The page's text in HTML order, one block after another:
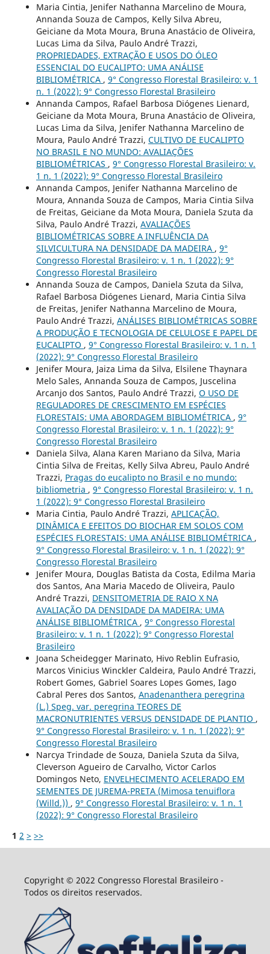
Maria Cintia, Jenifer Nathanna Marcelino de Moura,
Annanda Souza de Campos, Kelly Silva Abreu,
Geiciane da Mota Moura, Bruna Anastácio de Oliveira,
Lucas Lima da Silva, Paulo André Trazzi,
PROPRIEDADES, EXTRAÇÃO E USOS DO ÓLEO
ESSENCIAL DO EUCALIPTO: UMA ANÁLISE
BIBLIOMÉTRICA , 9° Congresso Florestal Brasileiro: v. 1
n. 1 (2022): 9° Congresso Florestal Brasileiro
Annanda Campos, Rafael Barbosa Diógenes Lienard,
Geiciane da Mota Moura, Bruna Anastácio de Oliveira,
Lucas Lima da Silva, Jenifer Nathanna Marcelino de
Moura, Paulo André Trazzi, CULTIVO DE EUCALIPTO
NO BRASIL E NO MUNDO: AVALIAÇÕES
BIBLIOMÉTRICAS , 9° Congresso Florestal Brasileiro: v.
1 n. 1 (2022): 9° Congresso Florestal Brasileiro
Annanda Campos, Jenifer Nathanna Marcelino de
Moura, Annanda Souza de Campos, Maria Cintia Silva
de Freitas, Geiciane da Mota Moura, Daniela Szuta da
Silva, Paulo André Trazzi, AVALIAÇÕES
BIBLIOMÉTRICAS SOBRE A INFLUÊNCIA DA
SILVICULTURA NA DENSIDADE DA MADEIRA , 9°
Congresso Florestal Brasileiro: v. 1 n. 1 (2022): 9°
Congresso Florestal Brasileiro
Annanda Souza de Campos, Daniela Szuta da Silva,
Rafael Barbosa Diógenes Lienard, Maria Cintia Silva
de Freitas, Jenifer Nathanna Marcelino de Moura,
Paulo André Trazzi, ANÁLISES BIBLIOMÉTRICAS SOBRE
A PRODUÇÃO E TECNOLOGIA DE CELULOSE E PAPEL DE
EUCALIPTO , 9° Congresso Florestal Brasileiro: v. 1 n. 1
(2022): 9° Congresso Florestal Brasileiro
Jenifer Moura, Jaiza Lima da Silva, Elsilene Thaynara
Melo Sales, Annanda Souza de Campos, Juscelina
Arcanjo dos Santos, Paulo André Trazzi, O USO DE
REGULADORES DE CRESCIMENTO EM ESPÉCIES
FLORESTAIS: UMA ABORDAGEM BIBLIOMÉTRICA , 9°
Congresso Florestal Brasileiro: v. 1 n. 1 (2022): 9°
Congresso Florestal Brasileiro
Daniela Silva, Alana Karen Mariano da Silva, Maria
Cintia Silva de Freitas, Kelly Silva Abreu, Paulo André
Trazzi, Pragas do eucalipto no Brasil e no mundo:
bibliometria , 9° Congresso Florestal Brasileiro: v. 1 n.
1 (2022): 9° Congresso Florestal Brasileiro
Maria Cintia, Paulo André Trazzi, APLICAÇÃO,
DINÂMICA E EFEITOS DO BIOCHAR EM SOLOS COM
ESPÉCIES FLORESTAIS: UMA ANÁLISE BIBLIOMÉTRICA ,
9° Congresso Florestal Brasileiro: v. 1 n. 1 (2022): 9°
Congresso Florestal Brasileiro
Jenifer Moura, Douglas Batista da Costa, Edilma Maria
dos Santos, Ana Maria Macedo de Oliveira, Paulo
André Trazzi, DENSITOMETRIA DE RAIO X NA
AVALIAÇÃO DA DENSIDADE DA MADEIRA: UMA
ANÁLISE BIBLIOMÉTRICA , 9° Congresso Florestal
Brasileiro: v. 1 n. 1 (2022): 9° Congresso Florestal
Brasileiro
Joana Scheidegger Marinato, Hivo Reblin Eufrasio,
Marcos Vinicius Winckler Caldeira, Paulo André Trazzi,
Robert Gomes, Gabriel Soares Lopes Gomes, Iago
Cabral Peres dos Santos, Anadenanthera peregrina
(L.) Speg. var. peregrina TEORES DE
MACRONUTRIENTES VERSUS DENSIDADE DE PLANTIO ,
9° Congresso Florestal Brasileiro: v. 1 n. 1 (2022): 9°
Congresso Florestal Brasileiro
Narcya Trindade de Souza, Daniela Szuta da Silva,
Cleverson Agueiro de Carvalho, Victor Carlos
Domingos Neto, ENVELHECIMENTO ACELERADO EM
SEMENTES DE JUREMA-PRETA (Mimosa tenuiflora
(Willd.)) , 9° Congresso Florestal Brasileiro: v. 1 n. 1
(2022): 9° Congresso Florestal Brasileiro
1 2 > >>
Copyright © 2022 Congresso Florestal Brasileiro -
Todos os direitos reservados.